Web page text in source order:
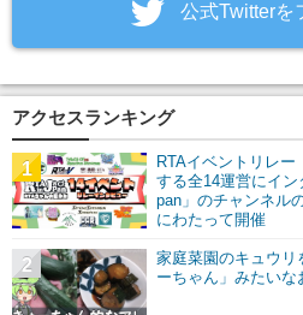
公式Twitterを
アクセスランキング
RTAイベントリレー
する全14運営にイ
pan」のチャンネル
にわたって開催
1
家庭菜園のキュウリ
ーちゃん」みたいな
2